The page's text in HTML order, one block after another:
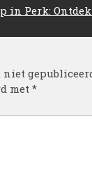
in Perk:
met*